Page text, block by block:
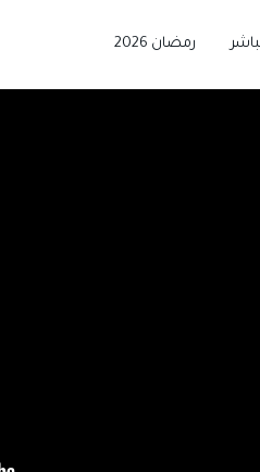
رمضان 2026